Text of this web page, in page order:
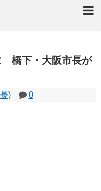
橋下・大阪市長が
) 0